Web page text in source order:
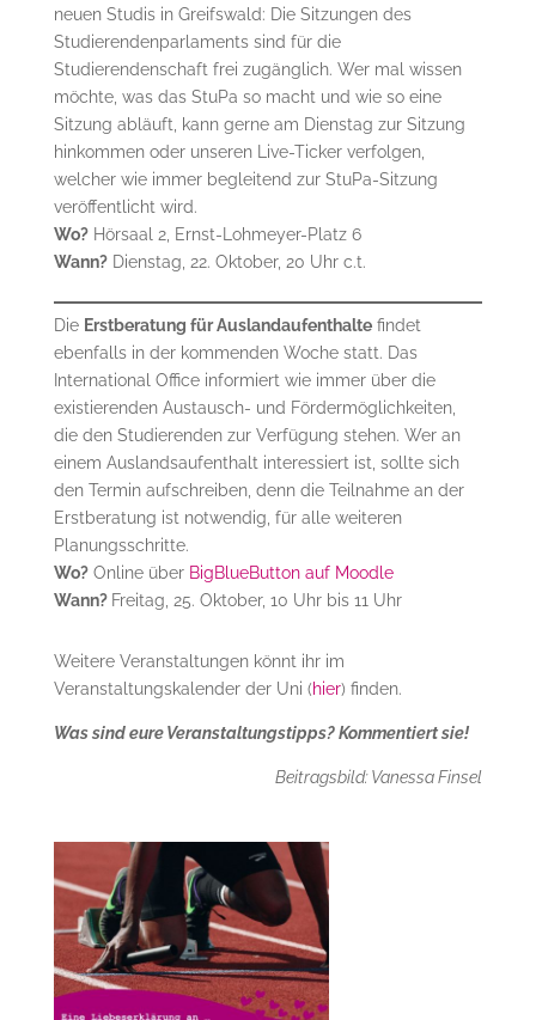
neuen Studis in Greifswald: Die Sitzungen des
Studierendenparlaments sind für die
Studierendenschaft frei zugänglich. Wer mal wissen
möchte, was das StuPa so macht und wie so eine
Sitzung abläuft, kann gerne am Dienstag zur Sitzung
hinkommen oder unseren Live-Ticker verfolgen,
welcher wie immer begleitend zur StuPa-Sitzung
veröffentlicht wird.
Wo?Hörsaal 2, Ernst-Lohmeyer-Platz 6
Wann?Dienstag, 22. Oktober, 20 Uhr c.t.
Die Erstberatung für Auslandaufenthaltefindet
ebenfalls in der kommenden Woche statt. Das
International Office informiert wie immer über die
existierenden Austausch- und Fördermöglichkeiten,
die den Studierenden zur Verfügung stehen. Wer an
einem Auslandsaufenthalt interessiert ist, sollte sich
den Termin aufschreiben, denn die Teilnahme an der
Erstberatung ist notwendig, für alle weiteren
Planungsschritte.
Wo?Online über BigBlueButton auf Moodle
Wann? Freitag, 25. Oktober, 10 Uhr bis 11 Uhr
Weitere Veranstaltungen könnt ihr im
Veranstaltungskalender der Uni (hier) finden.
Was sind eure Veranstaltungstipps? Kommentiert sie!
Beitragsbild: Vanessa Finsel